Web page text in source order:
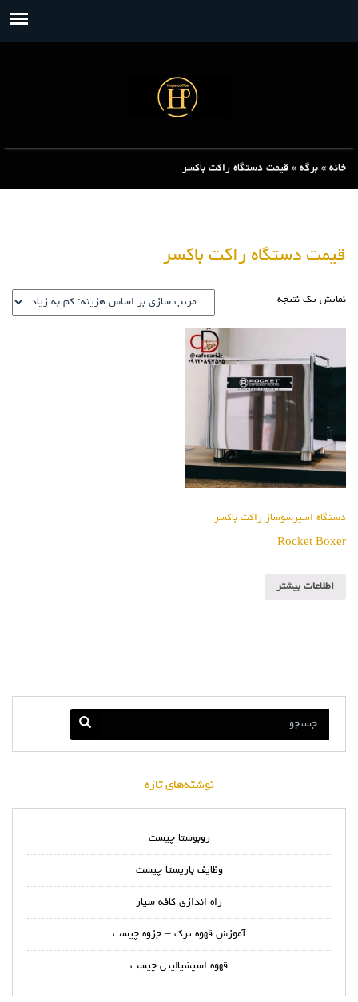
خانه » برگه » قیمت دستگاه راکت باکسر
قیمت دستگاه راکت باکسر
نمایش یک نتیجه
دستگاه اسپرسوساز راکت باکسر
Rocket Boxer
اطلاعات بیشتر
نوشته‌های تازه
روبوستا چیست
وظایف باریستا چیست
راه اندازی کافه سیار
آموزش قهوه ترک – جزوه چیست
قهوه اسپشیالیتی چیست